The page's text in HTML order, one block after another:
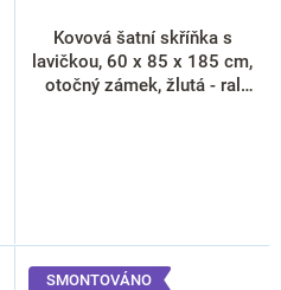
Kovová šatní skříňka s
lavičkou, 60 x 85 x 185 cm,
otočný zámek, žlutá - ral
SMONTOVÁNO